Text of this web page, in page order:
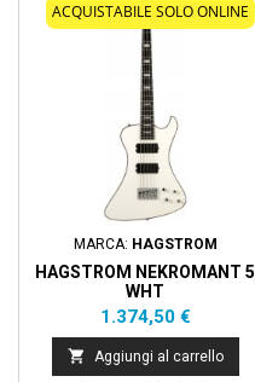
ACQUISTABILE SOLO ONLINE
MARCA: HAGSTROM
HAGSTROM NEKROMANT 5
WHT
Prezzo
1.374,50 €
 Aggiungi al carrello